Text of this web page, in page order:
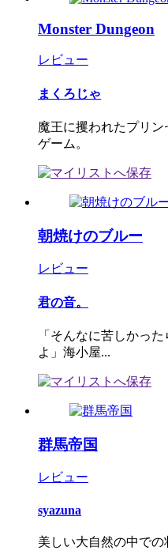
Monster Dungeon
レビュー
まくろじゃ
魔王に攫われたプリ
ゲーム。
朝焼けのブルー
レビュー
君の音。
「そんなに苦しかっ
よ」海小屋...
群馬帝国
レビュー
syazuna
美しい大自然の中での